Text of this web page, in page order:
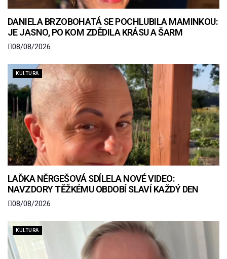
DANIELA BRZOBOHATÁ SE POCHLUBILA MAMINKOU:
JE JASNO, PO KOM ZDĚDILA KRÁSU A ŠARM
08/08/2026
KULTURA
LAĎKA NĚRGEŠOVÁ SDÍLELA NOVÉ VIDEO:
NAVZDORY TĚŽKÉMU OBDOBÍ SLAVÍ KAŽDÝ DEN
08/08/2026
KULTURA